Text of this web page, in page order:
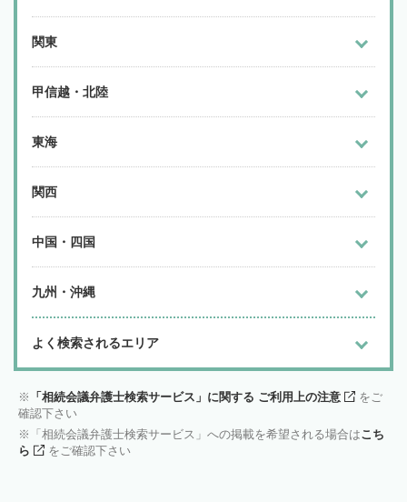
関東
甲信越・北陸
東海
関西
中国・四国
九州・沖縄
よく検索されるエリア
「相続会議弁護士検索サービス」に関する ご利用上の注意
をご
確認下さい
「相続会議弁護士検索サービス」への掲載を希望される場合はこち
ら
をご確認下さい